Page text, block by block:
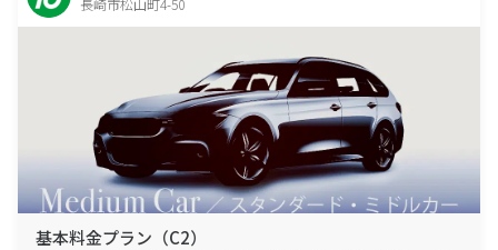
長崎市松山町4-50
基本料金プラン（C2）